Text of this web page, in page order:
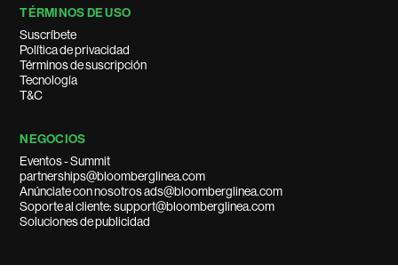
TÉRMINOS DE USO
Suscríbete
Política de privacidad
Términos de suscripción
Tecnología
T&C
NEGOCIOS
Eventos - Summit
partnerships@bloomberglinea.com
Anúnciate con nosotros ads@bloomberglinea.com
Soporte al cliente: support@bloomberglinea.com
Soluciones de publicidad